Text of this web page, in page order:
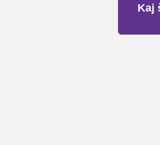
Kaj